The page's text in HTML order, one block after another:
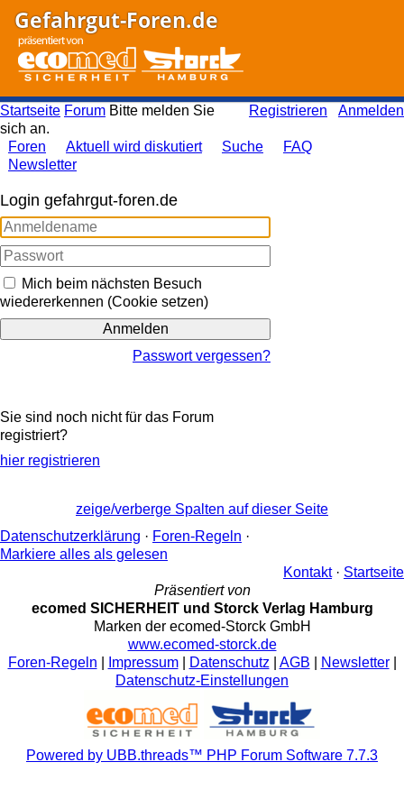
Gefahrgut-Foren.de
Registrieren Anmelden
Startseite Forum Bitte melden Sie
sich an.
Foren
Aktuell wird diskutiert Suche
FAQ
Newsletter
Login gefahrgut-foren.de
Mich beim nächsten Besuch
wiedererkennen (Cookie setzen)
Passwort vergessen?
Sie sind noch nicht für das Forum
registriert?
hier registrieren
zeige/verberge Spalten auf dieser Seite
Datenschutzerklärung · Foren-Regeln ·
Markiere alles als gelesen
Kontakt· Startseite
Präsentiert von
ecomed SICHERHEIT und Storck Verlag Hamburg
Marken der ecomed-Storck GmbH
www.ecomed-storck.de
Foren-Regeln
Impressum| Datenschutz AGB Newsletter|
Datenschutz-Einstellungen
Powered by UBB.threads™ PHP Forum Software 7.7.3